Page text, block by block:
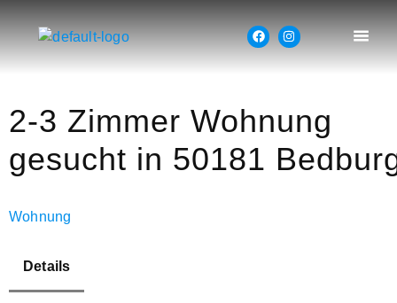
2-3 Zimmer Wohnung
gesucht in 50181
Wohnung
Details